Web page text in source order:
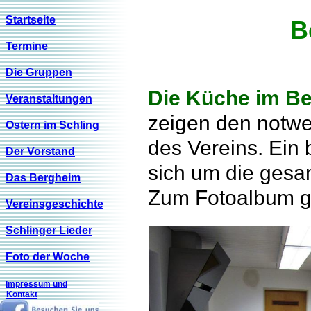
Startseite
Termine
Die Gruppen
Veranstaltungen
Ostern im Schling
Der Vorstand
Das Bergheim
Vereinsgeschichte
Schlinger Lieder
Foto der Woche
Impressum und
Kontakt
Die Küche im
zeigen den
des Vereins. Ein
sich um die
Zum Fotoalbum